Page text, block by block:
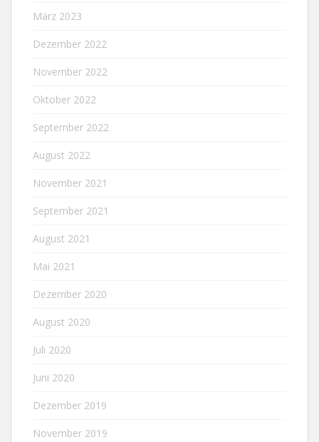
März 2023
Dezember 2022
November 2022
Oktober 2022
September 2022
August 2022
November 2021
September 2021
August 2021
Mai 2021
Dezember 2020
August 2020
Juli 2020
Juni 2020
Dezember 2019
November 2019